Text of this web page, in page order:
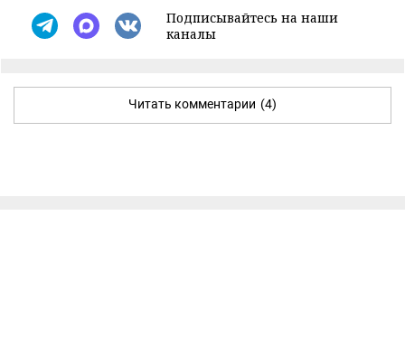
Подписывайтесь на наши
каналы
Читать комментарии (4)